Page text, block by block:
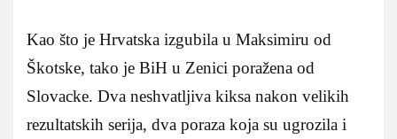
Kao što je Hrvatska izgubila u Maksimiru od
Škotske, tako je BiH u Zenici poražena od
Slovacke. Dva neshvatljiva kiksa nakon velikih
rezultatskih serija, dva poraza koja su ugrozila i